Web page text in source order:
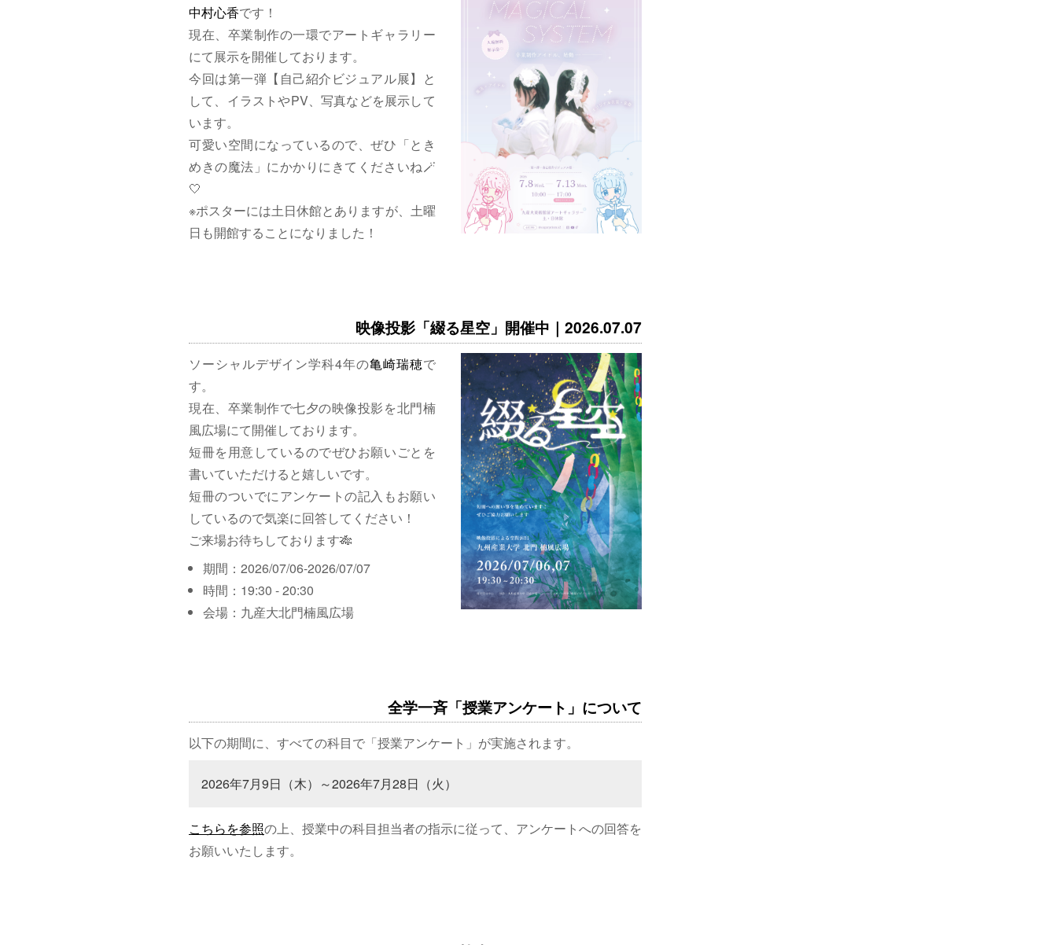
中村心香です！
現在、卒業制作の一環でアートギャラリー
にて展示を開催しております。
今回は第一弾【自己紹介ビジュアル展】と
して、イラストやPV、写真などを展示して
います。
可愛い空間になっているので、ぜひ「とき
めきの魔法」にかかりにきてくださいね🪄
🤍
※ポスターには土日休館とありますが、土曜
日も開館することになりました！
映像投影「綴る星空」開催中｜2026.07.07
ソーシャルデザイン学科4年の亀崎瑞穂で
す。
現在、卒業制作で七夕の映像投影を北門楠
風広場にて開催しております。
短冊を用意しているのでぜひお願いごとを
書いていただけると嬉しいです。
短冊のついでにアンケートの記入もお願い
しているので気楽に回答してください！
ご来場お待ちしております🎋
期間：2026/07/06-2026/07/07
時間：19:30 - 20:30
会場：九産大北門楠風広場
全学一斉「授業アンケート」について
以下の期間に、すべての科目で「授業アンケート」が実施されます。
2026年7月9日（木）～2026年7月28日（火）
こちらを参照の上、授業中の科目担当者の指示に従って、アンケートへの回答を
お願いいたします。